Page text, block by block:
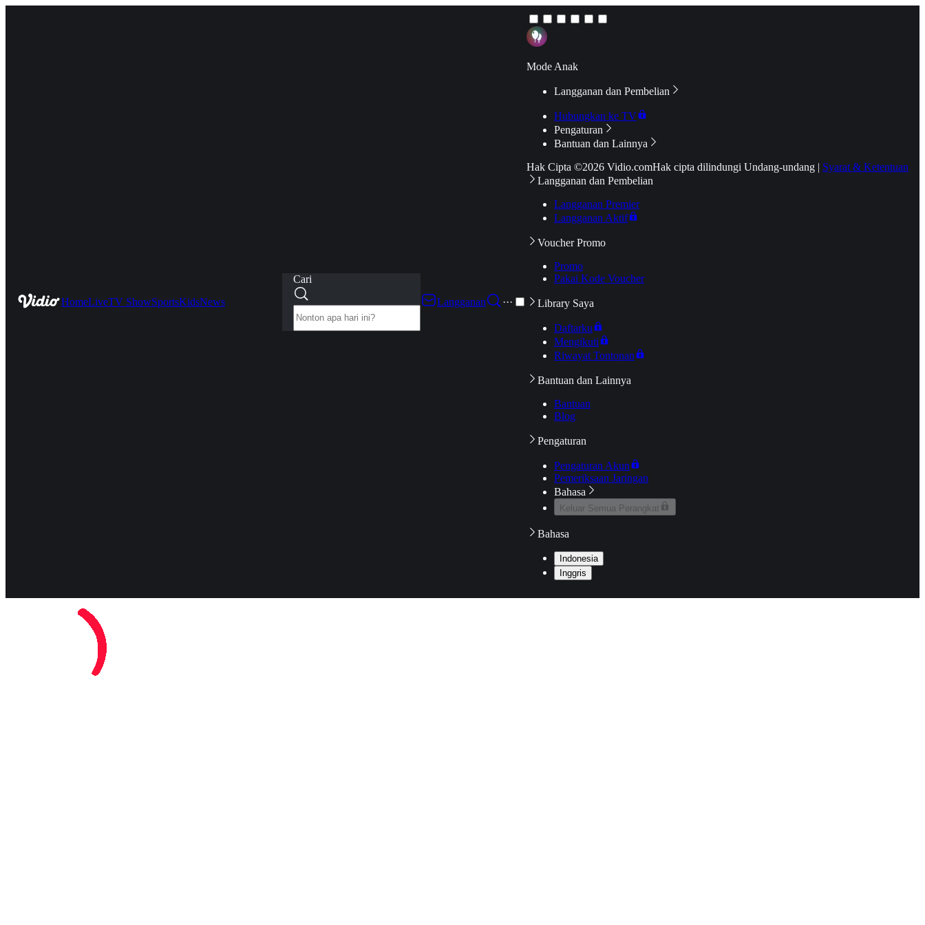
HomeLiveTV ShowSportsKidsNews
Cari
Langganan
···
Mode Anak
Langganan dan Pembelian
Hubungkan ke TV
Pengaturan
Bantuan dan Lainnya
Hak Cipta ©2026 Vidio.comHak cipta dilindungi Undang-undang | Syarat & Ketentuan
Langganan dan Pembelian
Langganan Premier
Langganan Aktif
Voucher Promo
Promo
Pakai Kode Voucher
Library Saya
Daftarku
Mengikuti
Riwayat Tontonan
Bantuan dan Lainnya
Bantuan
Blog
Pengaturan
Pengaturan Akun
Pemeriksaan Jaringan
Bahasa
Keluar Semua Perangkat
Bahasa
Indonesia
Inggris